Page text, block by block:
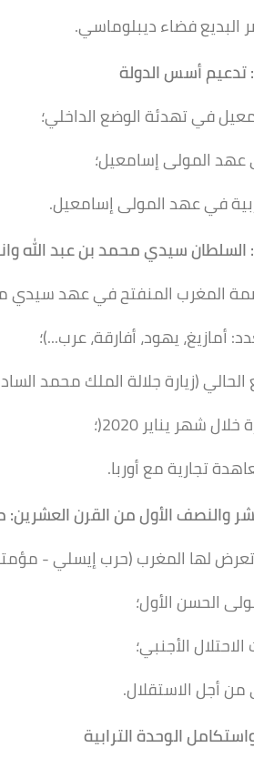
البديع فضاء ديبلوماسي.
تدعيم أسس الدولة
في تهدئة الوضع الداخلي؛
المولى إسامعيل؛
في عهد المولى إسامعيل.
السلطان سيدي محمدبن عبد الله
المغرب المنفتح في عهد سيدي
يهود، أفارقة، عرب...)؛
الحالي (زيارة جلالة الملك محمد
شهر يناير 2020(؛
تجارية مع أوربا.
والنصف الأول منالقرن العشرين:
لها المغرب (حرب إيسلي -
الحسن الأول؛
الأجنبي؛
أجل الاستقلال.
الوحدة الترابية